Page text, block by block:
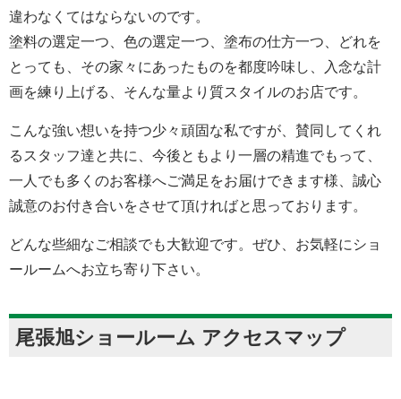
違わなくてはならないのです。
塗料の選定一つ、色の選定一つ、塗布の仕方一つ、どれを
とっても、その家々にあったものを都度吟味し、入念な計
画を練り上げる、そんな量より質スタイルのお店です。
こんな強い想いを持つ少々頑固な私ですが、賛同してくれ
るスタッフ達と共に、今後ともより一層の精進でもって、
一人でも多くのお客様へご満足をお届けできます様、誠心
誠意のお付き合いをさせて頂ければと思っております。
どんな些細なご相談でも大歓迎です。ぜひ、お気軽にショ
ールームへお立ち寄り下さい。
尾張旭ショールーム アクセスマップ